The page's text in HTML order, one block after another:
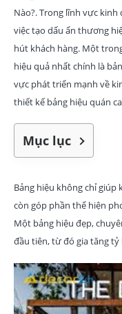
Nào?. Trong lĩnh vực kinh
việc tạo dấu ấn thương
hút khách hàng. Một
hiệu quả nhất chính là
vực phát triển mạnh về
thiết kế bảng hiệu quán
Mục lục
Bảng hiệu không chỉ giúp
còn góp phần thể hiện
Một bảng hiệu đẹp,
đầu tiên, từ đó gia tăng tỷ